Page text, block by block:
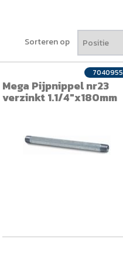
Sorteren op
Mega Pijpnippel nr23
verzinkt 1.1/4"x180mm
7040955